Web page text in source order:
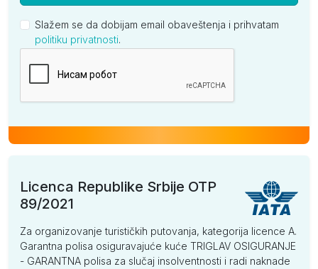
Slažem se da dobijam email obaveštenja i prihvatam
politiku privatnosti.
Licenca Republike Srbije OTP
89/2021
Za organizovanje turističkih putovanja, kategorija licence A.
Garantna polisa osiguravajuće kuće TRIGLAV OSIGURANJE
- GARANTNA polisa za slučaj insolventnosti i radi naknade